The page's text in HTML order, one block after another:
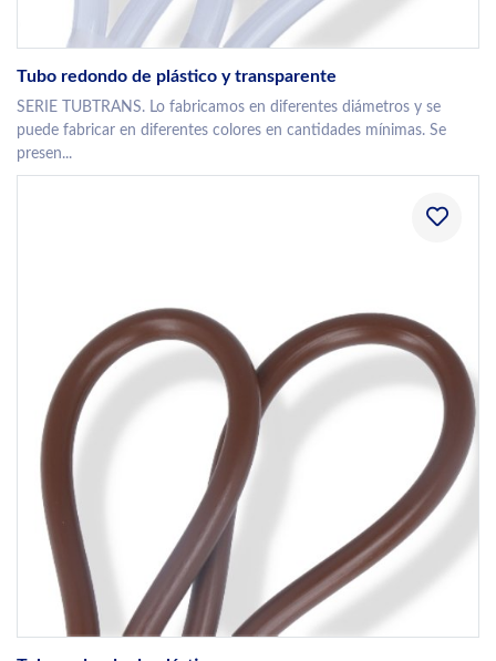
Tubo redondo de plástico y transparente
SERIE TUBTRANS. Lo fabricamos en diferentes diámetros y se
puede fabricar en diferentes colores en cantidades mínimas. Se
presen...